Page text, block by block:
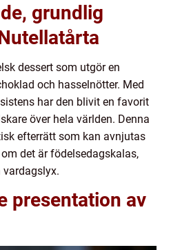
grundlig
dessert som utgör en
och hasselnötter. Med
har den blivit en favorit
över hela världen. Denna
efterrätt som kan avnjutas
det är födelsedagskalas,
vardagslyx.
presentation av